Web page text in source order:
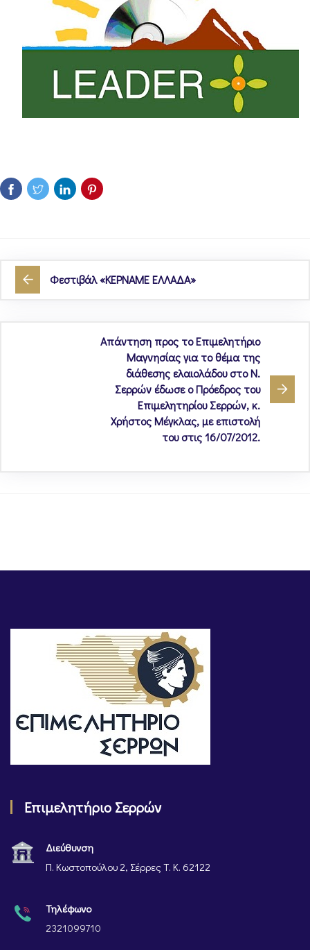
Φεστιβάλ «ΚΕΡΝΑΜΕ ΕΛΛΑΔΑ»
Απάντηση προς το Επιμελητήριο
Μαγνησίας για το θέμα της
διάθεσης ελαιολάδου στο Ν.
Σερρών έδωσε ο Πρόεδρος του
Επιμελητηρίου Σερρών, κ.
Χρήστος Μέγκλας, με επιστολή
του στις 16/07/2012.
Επιμελητήριο Σερρών
Διεύθυνση
Π. Κωστοπούλου 2, Σέρρες Τ. Κ. 62122
Τηλέφωνο
2321099710